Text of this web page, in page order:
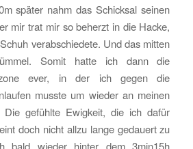
später nahm das Schicksal seinen
mir trat mir so beherzt in die Hacke,
verabschiedete. Und das mitten
Somit hatte ich dann die
ever, in der ich gegen die
musste um wieder an meinen
Die gefühlte Ewigkeit, die ich dafür
doch nicht allzu lange gedauert zu
bald wieder hinter dem 3min15h